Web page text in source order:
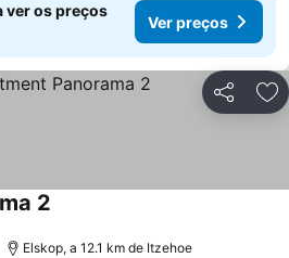
ver os preços
Ver preços
Partilhar
2
Elskop, a 12.1 km de Itzehoe